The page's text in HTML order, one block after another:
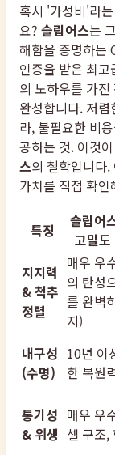
혹시 '가성비'라
요? 슬립어스는
해함을 증명하는
인증을 받은 최
의 노하우를 가
완성합니다. 저
라, 불필요한 비
공하는 것. 이것이
스의 철학입니다.
가치를 직접 확인
특징
슬립어
고밀도
지지력
& 척추
정렬
매우 우
의 탄성
를 완벽
지)
내구성
(수명)
10년 이
한 복원
통기성
& 위생
매우 우
셀 구조,